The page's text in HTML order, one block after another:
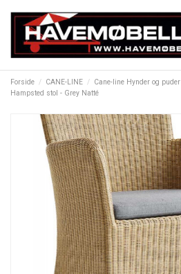
Forside CANE-LINE Cane-line Hynder og puder
Hampsted stol - Grey Natté